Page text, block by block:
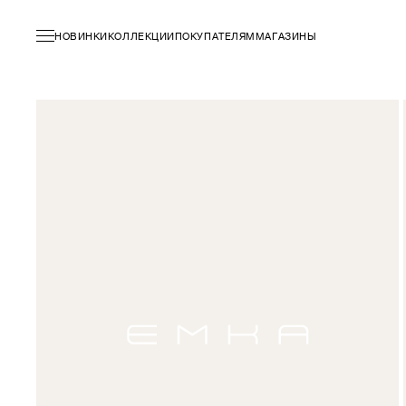
НОВИНКИКОЛЛЕКЦИИПОКУПАТЕЛЯММАГАЗИНЫ